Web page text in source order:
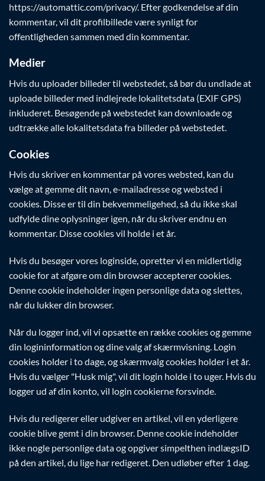
https://automattic.com/privacy/. Efter godkendelse af din
kommentar, vil dit profilbillede være synligt for
offentligheden sammen med din kommentar.
Medier
Hvis du uploader billeder til webstedet, så bør du undlade at
uploade billeder med indlejrede lokalitetsdata (EXIF GPS)
inkluderet. Besøgende på webstedet kan downloade og
udtrække alle lokalitetsdata fra billeder på webstedet.
Cookies
Hvis du skriver en kommentar på vores websted, kan du
vælge at gemme dit navn, e-mailadresse og websted i
cookies. Disse er til din bekvemmeligehed, så du ikke skal
udfylde dine oplysninger igen, når du skriver endnu en
kommentar. Disse cookies vil holde i et år.
Hvis du besøger vores loginside, opretter vi en midlertidig
cookie for at afgøre om din browser accepterer cookies.
Denne cookie indeholder ingen personlige data og slettes,
når du lukker din browser.
Når du logger ind, vil vi opsætte en række cookies og gemme
din logininformation og dine valg af skærmvisning. Login
cookies holder i to dage, og skærmvalg cookies holder i et år.
Hvis du vælger "Husk mig", vil dit login holde i to uger. Hvis du
logger ud af din konto, vil login cookierne forsvinde.
Hvis du redigerer eller udgiver en artikel, vil en yderligere
cookie blive gemt i din browser. Denne cookie indeholder
ikke nogle personlige data og opgiver simpelthen indlægsID
på den artikel, du lige har redigeret. Den udløber efter 1 dag.